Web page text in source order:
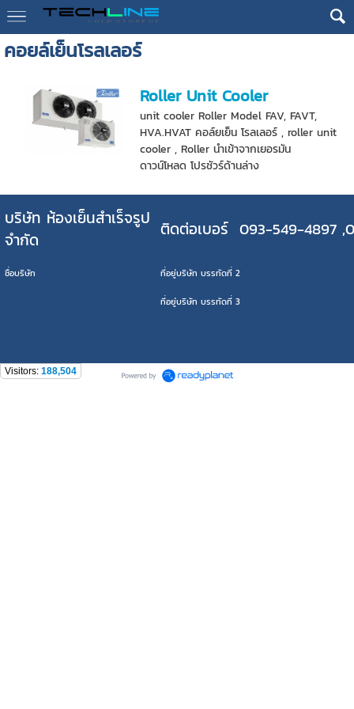
คอยล์เย็นโรลเลอร์
Roller Unit Cooler
unit cooler Roller Model FAV, FAVT,
HVA.HVAT คอล์ยเย็น โรลเลอร์ , roller unit
cooler , Roller นำเข้าจากเยอรมัน
ดาวน์โหลด โปรชัวร์ด้านล่าง
บริษัท ห้องเย็นสำเร็จรูป
จำกัด
ติดต่อเบอร์ 093-549-4897
ชื่อบริษัท ที่อยู่บริษัท บรรทัดที่ 2
ที่อยู่บริษัท บรรทัดที่ 3
Visitors: 188,504